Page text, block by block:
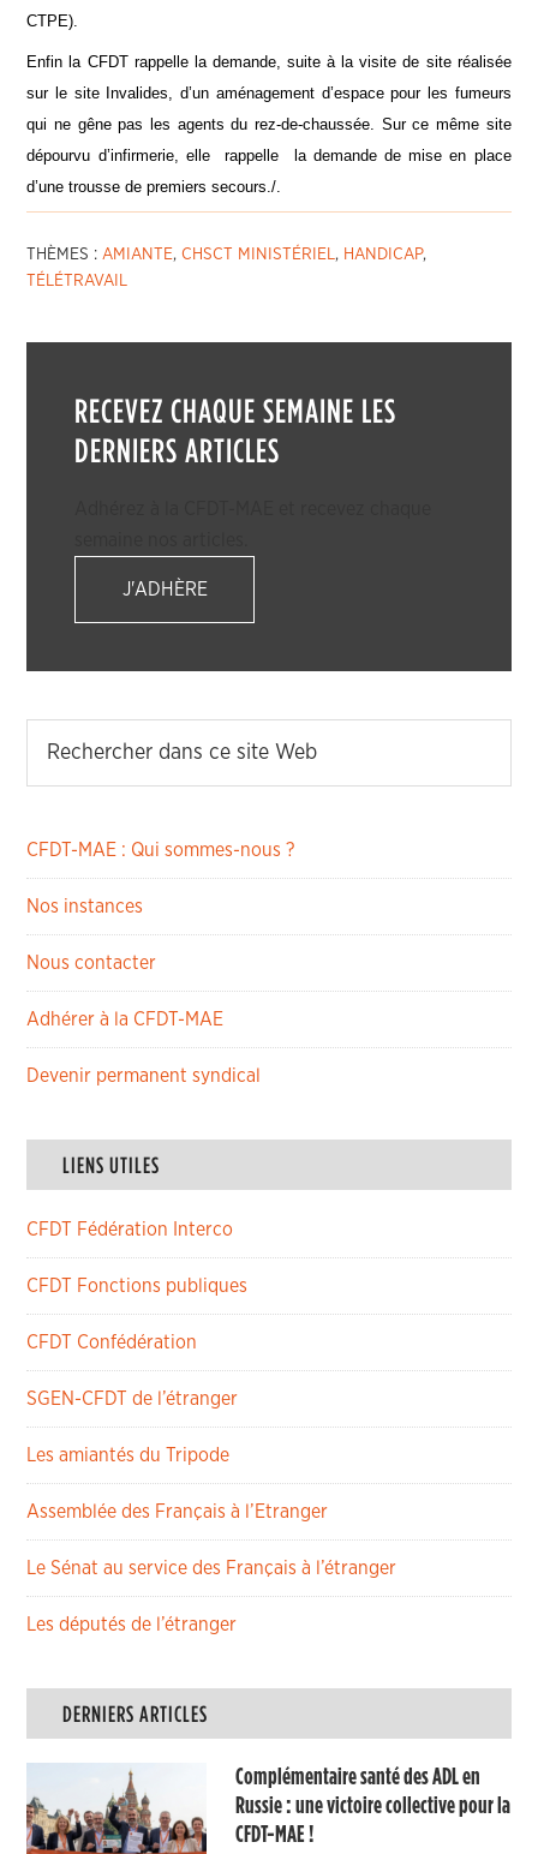
CTPE).
Enfin la CFDT rappelle la demande, suite à la visite de site réalisée
sur le site Invalides, d’un aménagement d’espace pour les fumeurs
qui ne gêne pas les agents du rez-de-chaussée. Sur ce même site
dépourvu d’infirmerie, elle rappelle la demande de mise en place
d’une trousse de premiers secours./.
THÈMES :AMIANTE,CHSCT MINISTÉRIEL, HANDICAP,
TÉLÉTRAVAIL
RECEVEZ CHAQUE SEMAINE LES
DERNIERS ARTICLES
J'ADHÈRE
CFDT-MAE : Qui sommes-nous ?
Nos instances
Nous contacter
Adhérer à la CFDT-MAE
Devenir permanent syndical
LIENS UTILES
CFDT Fédération Interco
CFDT Fonctions publiques
CFDT Confédération
SGEN-CFDT de l’étranger
Les amiantés du Tripode
Assemblée des Français à l’Etranger
Le Sénat au service des Français à l’étranger
Les députés de l’étranger
DERNIERS ARTICLES
Complémentaire santé des ADL en
Russie : une victoire collective pour la
CFDT-MAE !